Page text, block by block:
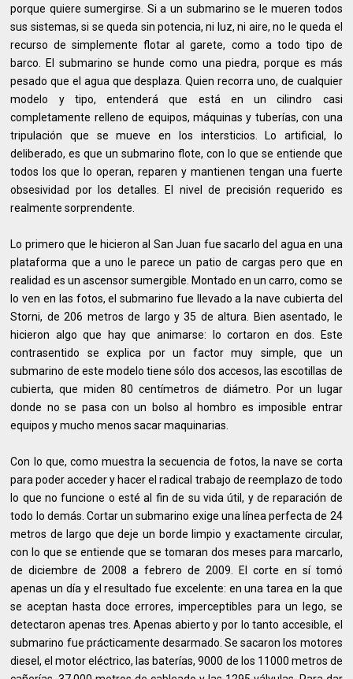
porque quiere sumergirse. Si a un submarino se le mueren todos
sus sistemas, si se queda sin potencia, ni luz, ni aire, no le queda el
recurso de simplemente flotar al garete, como a todo tipo de
barco. El submarino se hunde como una piedra, porque es más
pesado que el agua que desplaza. Quien recorra uno, de cualquier
modelo y tipo, entenderá que está en un cilindro casi
completamente relleno de equipos, máquinas y tuberías, con una
tripulación que se mueve en los intersticios. Lo artificial, lo
deliberado, es que un submarino flote, con lo que se entiende que
todos los que lo operan, reparen y mantienen tengan una fuerte
obsesividad por los detalles. El nivel de precisión requerido es
realmente sorprendente.
Lo primero que le hicieron al San Juan fue sacarlo del agua en una
plataforma que a uno le parece un patio de cargas pero que en
realidad es un ascensor sumergible. Montado en un carro, como se
lo ven en las fotos, el submarino fue llevado a la nave cubierta del
Storni, de 206 metros de largo y 35 de altura. Bien asentado, le
hicieron algo que hay que animarse: lo cortaron en dos. Este
contrasentido se explica por un factor muy simple, que un
submarino de este modelo tiene sólo dos accesos, las escotillas de
cubierta, que miden 80 centímetros de diámetro. Por un lugar
donde no se pasa con un bolso al hombro es imposible entrar
equipos y mucho menos sacar maquinarias.
Con lo que, como muestra la secuencia de fotos, la nave se corta
para poder acceder y hacer el radical trabajo de reemplazo de todo
lo que no funcione o esté al fin de su vida útil, y de reparación de
todo lo demás. Cortar un submarino exige una línea perfecta de 24
metros de largo que deje un borde limpio y exactamente circular,
con lo que se entiende que se tomaran dos meses para marcarlo,
de diciembre de 2008 a febrero de 2009. El corte en sí tomó
apenas un día y el resultado fue excelente: en una tarea en la que
se aceptan hasta doce errores, imperceptibles para un lego, se
detectaron apenas tres. Apenas abierto y por lo tanto accesible, el
submarino fue prácticamente desarmado. Se sacaron los motores
diesel, el motor eléctrico, las baterías, 9000 de los 11000 metros de